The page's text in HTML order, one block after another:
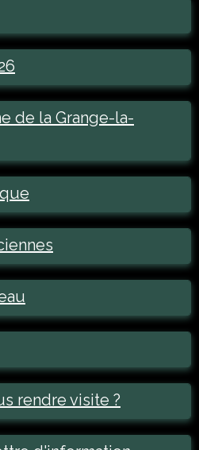
de la Grange-la-
rendre visite ?